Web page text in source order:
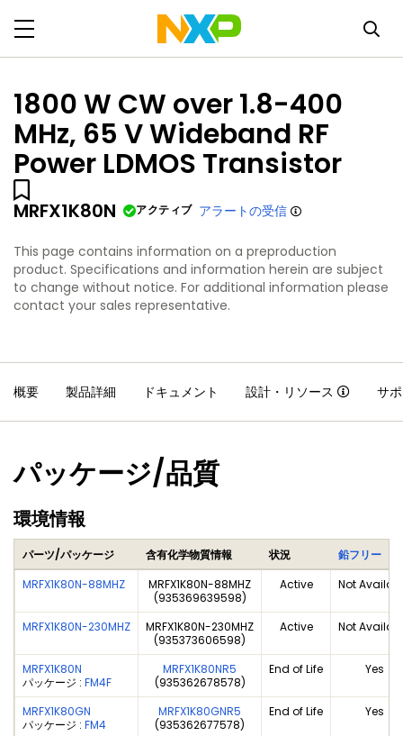
1800 W CW over 1.8-400
MHz, 65 V Wideband RF
Power LDMOS Transistor
MRFX1K80N アクティブ アラートの受信
This page contains information on a preproduction
product. Specifications and information herein are subject
to change without notice. For additional information please
contact your sales representative.
概要 製品詳細 ドキュメント 設計・リソース サ
パッケージ/品質
環境情報
パーツ/パッケージ 含有化学物質情報 状況
鉛フリー
MRFX1K80N-88MHZ
MRFX1K80N-88MHZ
(935369639598)
Active Not
MRFX1K80N-230MHZ
MRFX1K80N-230MHZ
(935373606598)
Active Not
MRFX1K80N
パッケージ : FM4F
MRFX1K80NR5
(935362678578)
End of Life Yes
MRFX1K80GN
パッケージ : FM4
MRFX1K80GNR5
(935362677578)
End of Life Yes